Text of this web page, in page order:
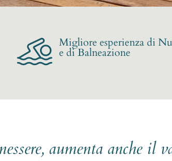
Migliore esperienza di
e di Balneazione
aumenta anche il